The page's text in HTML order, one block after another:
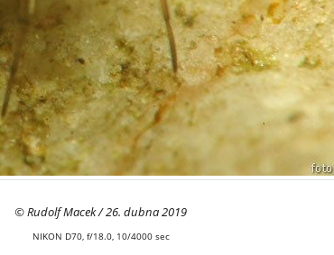
© Rudolf Macek / 26. dubna 2019
NIKON D70, f/18.0, 10/4000 sec